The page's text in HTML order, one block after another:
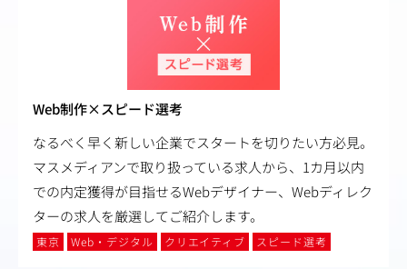
Web制作×スピード選考
なるべく早く新しい企業でスタートを切りたい方必見。
マスメディアンで取り扱っている求人から、1カ月以内
での内定獲得が目指せるWebデザイナー、Webディレク
ターの求人を厳選してご紹介します。
東京 Web・デジタル クリエイティブ スピード選考